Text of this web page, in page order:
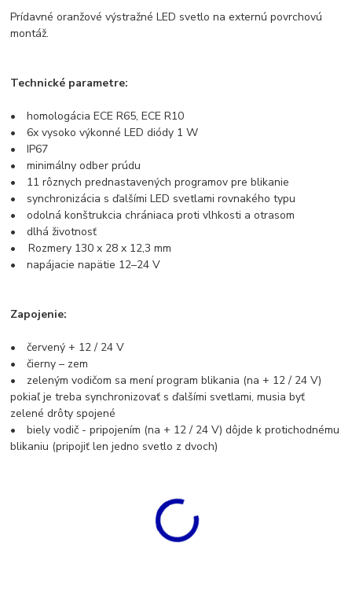
Prídavné oranžové výstražné LED svetlo na externú povrchovú
montáž.
Technické parametre:
• homologácia ECE R65, ECE R10
• 6x vysoko výkonné LED diódy 1 W
• IP67
• minimálny odber prúdu
• 11 rôznych prednastavených programov pre blikanie
• synchronizácia s ďalšími LED svetlami rovnakého typu
• odolná konštrukcia chrániaca proti vlhkosti a otrasom
• dlhá životnosť
• Rozmery 130 x 28 x 12,3 mm
• napájacie napätie 12–24 V
Zapojenie:
• červený + 12 / 24 V
• čierny – zem
• zeleným vodičom sa mení program blikania (na + 12 / 24 V)
pokiaľ je treba synchronizovať s ďalšími svetlami, musia byť
zelené drôty spojené
• biely vodič - pripojením (na + 12 / 24 V) dôjde k protichodnému
blikaniu (pripojiť len jedno svetlo z dvoch)